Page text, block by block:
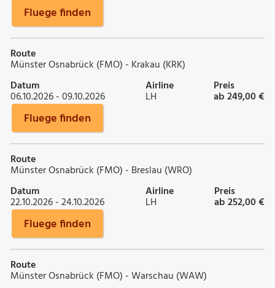
Fluege finden
Route
Münster Osnabrück (FMO) - Krakau (KRK)
Datum
06.10.2026 - 09.10.2026
Airline
LH
Preis
ab 249,00 €
Fluege finden
Route
Münster Osnabrück (FMO) - Breslau (WRO)
Datum
22.10.2026 - 24.10.2026
Airline
LH
Preis
ab 252,00 €
Fluege finden
Route
Münster Osnabrück (FMO) - Warschau (WAW)